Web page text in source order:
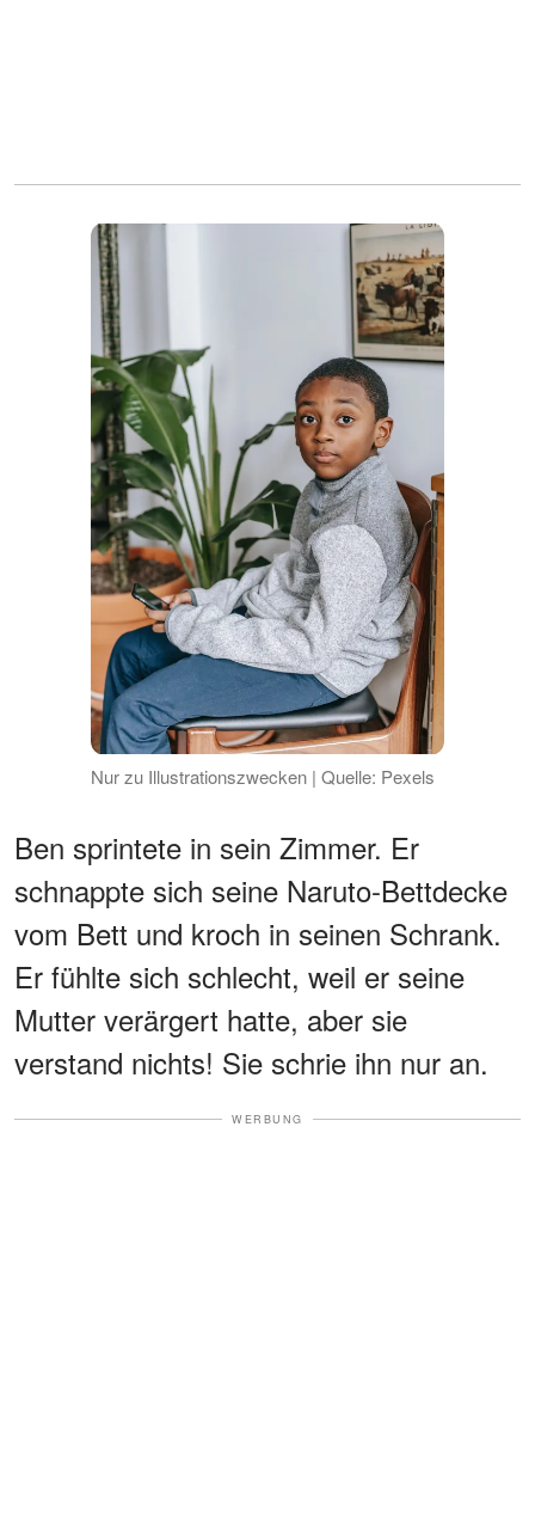
Nur zu Illustrationszwecken | Quelle: Pexels
Ben sprintete in sein Zimmer. Er
schnappte sich seine Naruto-Bettdecke
vom Bett und kroch in seinen Schrank.
Er fühlte sich schlecht, weil er seine
Mutter verärgert hatte, aber sie
verstand nichts! Sie schrie ihn nur an.
WERBUNG